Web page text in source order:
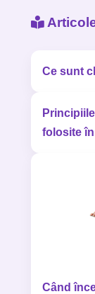
Ce sunt
folosite
Când